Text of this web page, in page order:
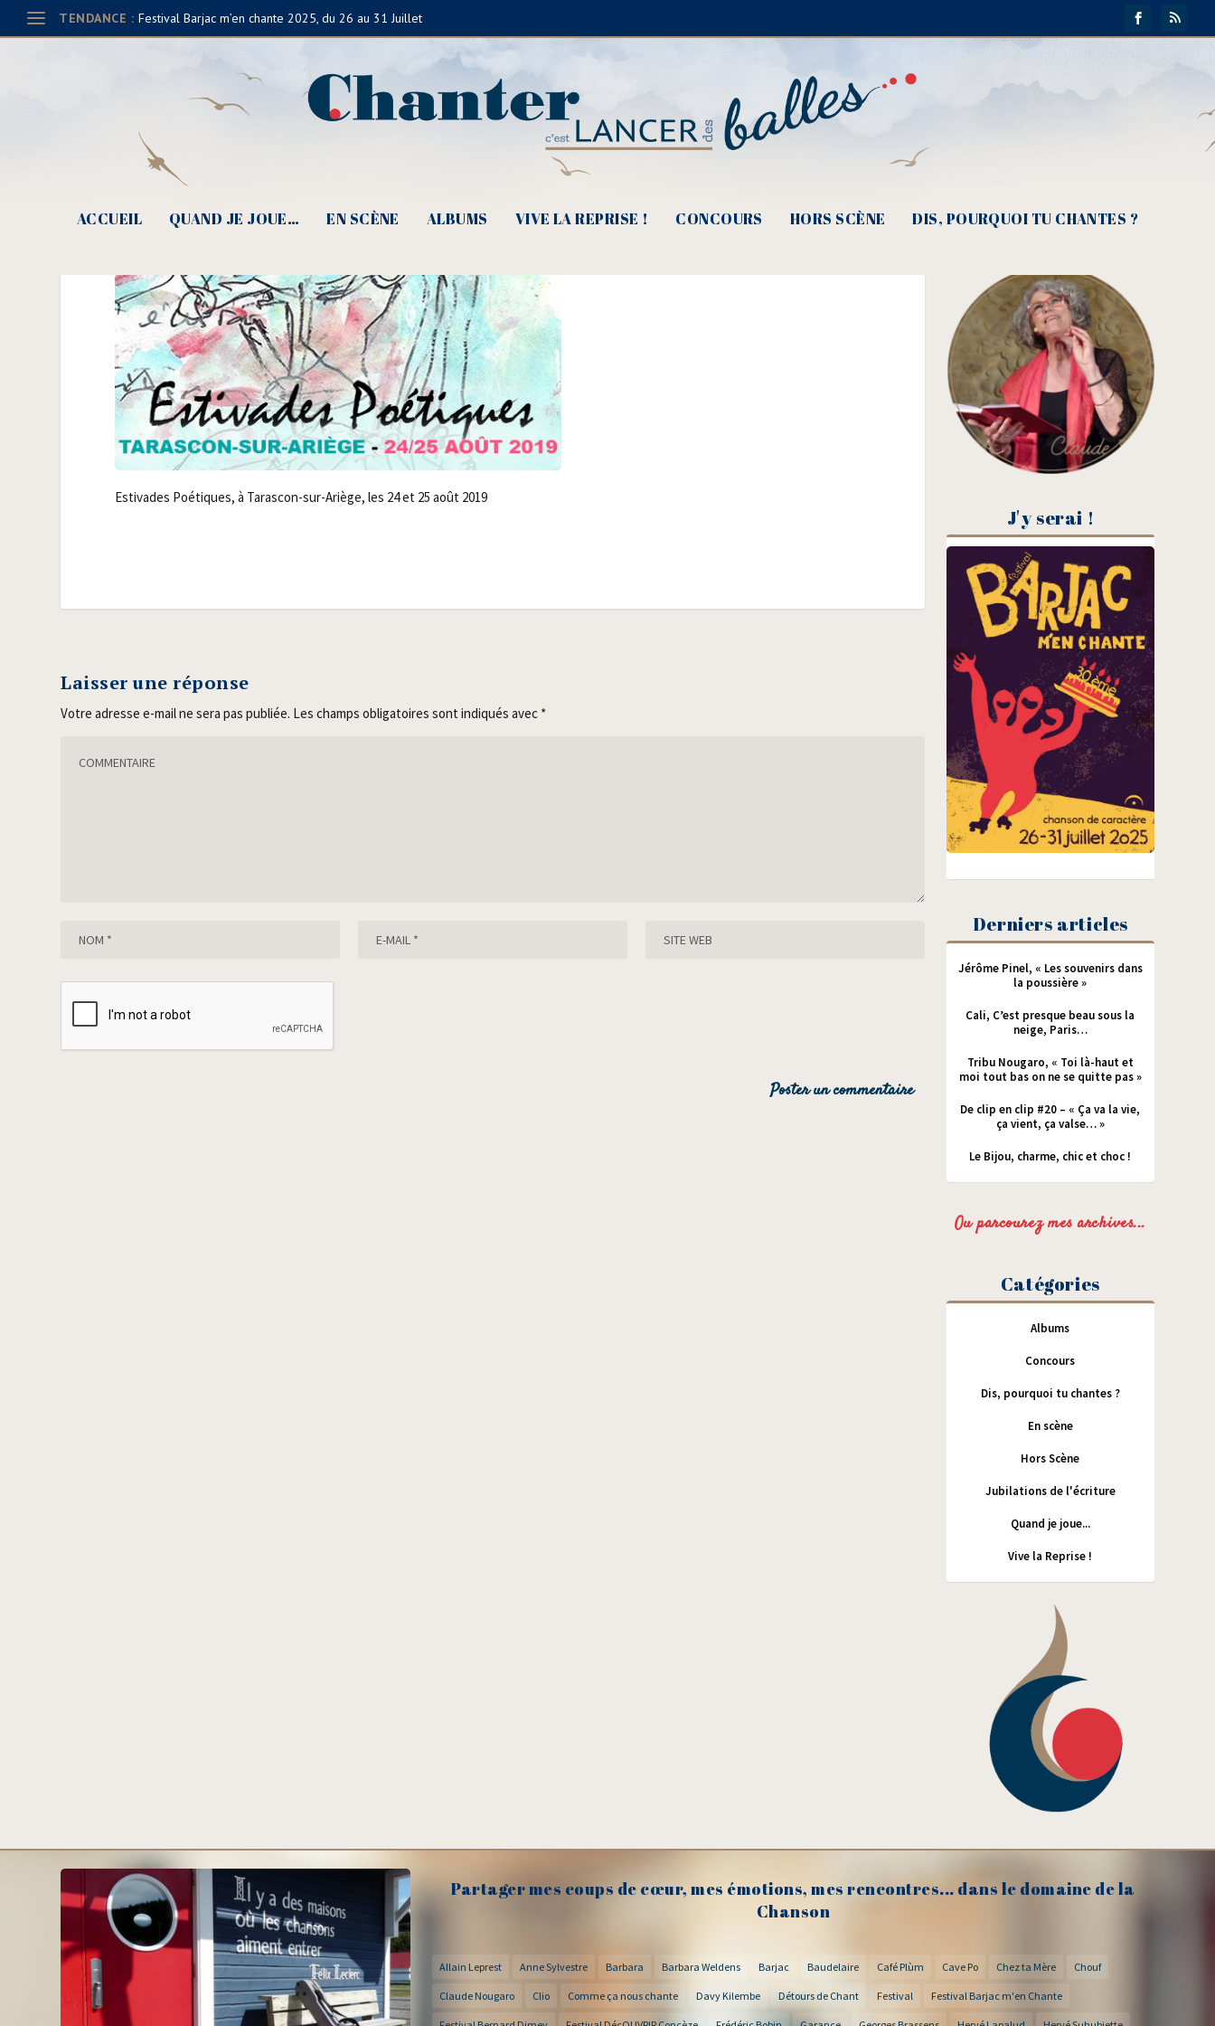
TENDANCE : Festival Barjac m’en chante 2025, du 26 au 31 Juillet
ACCUEIL QUAND JE JOUE… EN SCÈNE ALBUMS VIVE LA REPRISE ! CONCOURS HORS SCÈNE DIS, POURQUOI TU CHANTES ?
Estivades Poétiques, à Tarascon-sur-Ariège, les 24 et 25 août
2019-min
Esti­vades Poé­tiques, à Taras­con-sur-Ariège, les 24 et 25 août 2019
Laisser une réponse
Votre adresse e-mail ne sera pas publiée. Les champs obligatoires sont indiqués avec *
J'y serai !
Derniers articles
Jérôme Pinel, « Les souvenirs dans
la poussière »
Cali, C’est presque beau sous la
neige, Paris…
Tribu Nougaro, « Toi là-haut et
moi tout bas on ne se quitte pas »
De clip en clip #20 – « Ça va la vie,
ça vient, ça valse… »
Le Bijou, charme, chic et choc !
Ou parcourez mes archives...
Catégories
Albums
Concours
Dis, pourquoi tu chantes ?
En scène
Hors Scène
Jubilations de l'écriture
Quand je joue...
Vive la Reprise !
Partager mes coups de cœur, mes émotions, mes rencontres... dans le domaine de la
Chanson
Allain Leprest Anne Sylvestre Barbara Barbara Weldens Barjac Baudelaire Café Plùm Cave Po Chez ta Mère Chouf
Claude Nougaro Clio Comme ça nous chante Davy Kilembe Détours de Chant Festival Festival Barjac m'en Chante